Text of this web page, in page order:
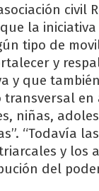
civil
la
tipo de
y
y que
en
niñas,
“Todavía
y los
del